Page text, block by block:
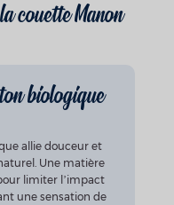
couette Manon
biologique
allie douceur et
Une matière
limiter l’impact
une sensation de